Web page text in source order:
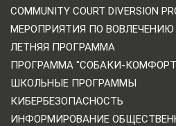
COMMUNITY COURT DIVERSION
МЕРОПРИЯТИЯ ПО
ЛЕТНЯЯ ПРОГРАММА
ПРОГРАММА "СОБАКИ-
ШКОЛЬНЫЕ ПРОГРАММЫ
КИБЕРБЕЗОПАСНОСТЬ
ИНФОРМИРОВАНИЕ